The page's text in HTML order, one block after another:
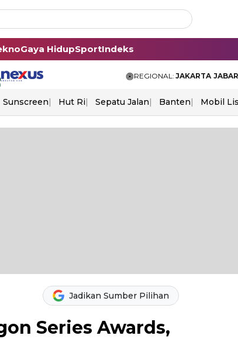
Gaya HidupSportIndeks
REGIONAL: JAKARTA JABAR
Sunscreen Hut Ri Sepatu Jalan Banten Mobil
Jadikan Sumber Pilihan
Series Awards,